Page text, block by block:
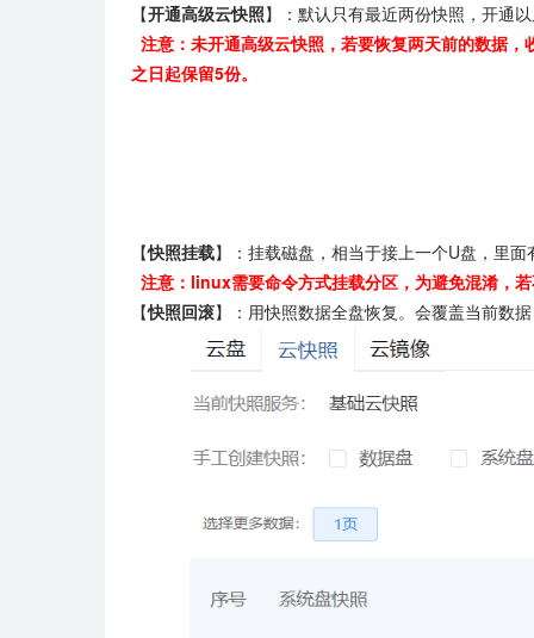
【开通高级云快照】：默认只有最近两份快照，开通
注意：未开通高级云快照，若要恢复两天前的数据
之日起保留5份。
【快照挂载】：挂载磁盘，相当于接上一个U盘，里
注意：linux需要命令方式挂载分区，为避免混淆，
【快照回滚】：用快照数据全盘恢复。会覆盖当前数